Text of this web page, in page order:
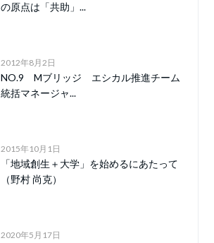
の原点は「共助」...
2012年8月2日
NO.9 Mブリッジ エシカル推進チーム
統括マネージャ...
2015年10月1日
「地域創生＋大学」を始めるにあたって
（野村 尚克）
2020年5月17日